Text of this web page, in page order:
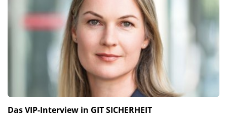
Das VIP-Interview in GIT SICHERHEIT